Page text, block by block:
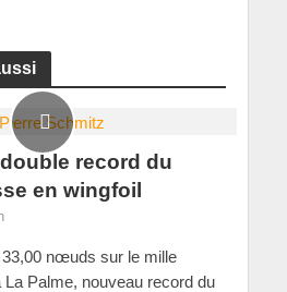
record du
en wingfoil
nœuds sur le mille
La Palme, nouveau record du